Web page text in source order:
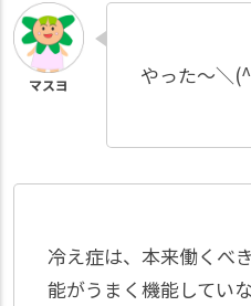
やった〜＼
冷え症は、本来働くべ
能がうまく機能していな